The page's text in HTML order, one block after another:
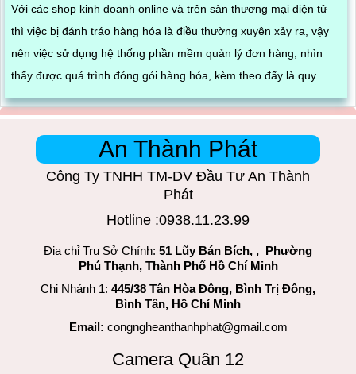
Với các shop kinh doanh online và trên sàn thương mại điện tử
thì việc bị đánh tráo hàng hóa là điều thường xuyên xảy ra, vậy
nên việc sử dụng hệ thống phần mềm quản lý đơn hàng, nhìn
thấy được quá trình đóng gói hàng hóa, kèm theo đấy là quy
trình đóng gói cũng được ghi lại một cách dễ dàng
An Thành Phát
Công Ty TNHH TM-DV Đầu Tư An Thành
Phát
Hotline :0938.11.23.99
Địa chỉ Trụ Sở Chính: 51 Lũy Bán Bích, , Phường
Phú Thạnh, Thành Phố Hồ Chí Minh
Chi Nhánh 1: 445/38 Tân Hòa Đông, Bình Trị Đông,
Bình Tân, Hồ Chí Minh
Email: congngheanthanhphat@gmail.com
Camera Quân 12